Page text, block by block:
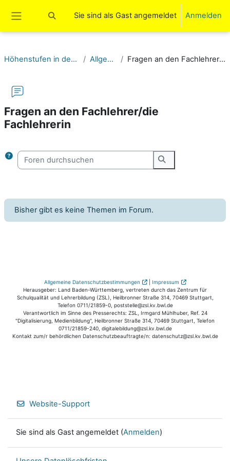
Website-Übersicht
Sucheingabe umschalten
Sie sind als Gast angemeldet Anmelden
Höhenstufen in den Alpen (5/6) Allgemeines Fragen an den Fachlehrer/die Fachlehrerin
Fragen an den Fachlehrer/die
Fachlehrerin
Foren durchsuchen
Foren
Bisher gibt es keine Themen im Forum.
Allgemeine Datenschutzbestimmungen | Impressum
Herausgeber: Land Baden-Württemberg, vertreten durch das Zentrum für
Schulqualität und Lehrerbildung (ZSL), Heilbronner Straße 314, 70469 Stuttgart,
Telefon 0711/21859-0, poststelle@zsl.kv.bwl.de
Verantwortlich im Sinne des Presserechts: ZSL, Irmgard Mühlhuber, Ref. 24
"Digitalisierung, Medienbildung", Heilbronner Straße 314, 70469 Stuttgart, Telefon
0711/21859-240, digitalebildung@zsl.kv.bwl.de
Kontakt zum/r behördlichen Datenschutzbeauftragte/n: datenschutz@zsl.kv.bwl.de
Website-Support
Sie sind als Gast angemeldet (Anmelden)